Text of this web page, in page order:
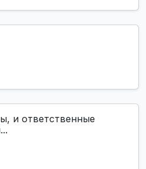
и ответственные